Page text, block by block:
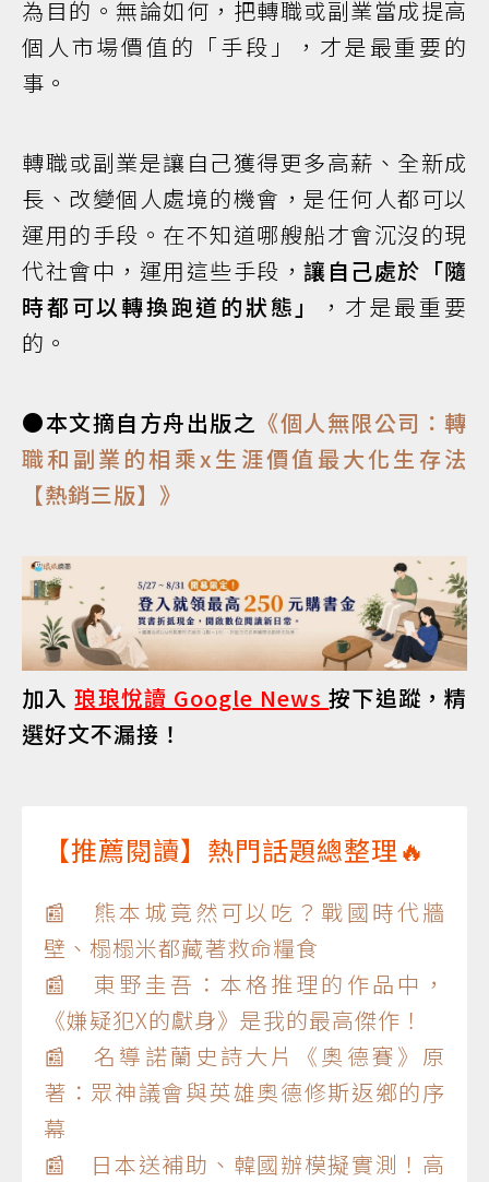
為目的。無論如何，把轉職或副業當成提高
個人市場價值的「手段」，才是最重要的
事。
轉職或副業是讓自己獲得更多高薪、全新成
長、改變個人處境的機會，是任何人都可以
運用的手段。在不知道哪艘船才會沉沒的現
代社會中，運用這些手段， 讓自己處於「隨
時都可以轉換跑道的狀態」
，才是最重要
的。
●本文摘自方舟出版之 《個人無限公司：轉
職和副業的相乘x生涯價值最大化生存法
【熱銷三版】》
加入琅琅悅讀 Google News按下追蹤，精
選好文不漏接！
【推薦閱讀】熱門話題總整理🔥
📰 熊本城竟然可以吃？戰國時代牆
壁、榻榻米都藏著救命糧食
📰 東野圭吾：本格推理的作品中，
《嫌疑犯X的獻身》是我的最高傑作！
📰 名導諾蘭史詩大片《奧德賽》原
著：眾神議會與英雄奧德修斯返鄉的序
幕
📰 日本送補助、韓國辦模擬實測！高